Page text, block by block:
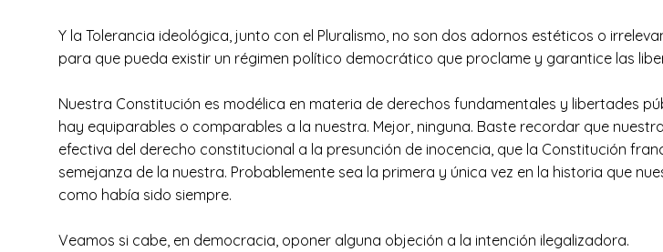
Y la Tolerancia ideológica, junto con el Pluralismo, no son dos adornos estéticos o
para que pueda existir un régimen político democrático que proclame y garantice las
Nuestra Constitución es modélica en materia de derechos fundamentales y libertades
hay equiparables o comparables a la nuestra. Mejor, ninguna. Baste recordar que
efectiva del derecho constitucional a la presunción de inocencia, que la Constitución
semejanza de la nuestra. Probablemente sea la primera y única vez en la historia que
como había sido siempre.
Veamos si cabe, en democracia, oponer alguna objeción a la intención ilegalizadora.